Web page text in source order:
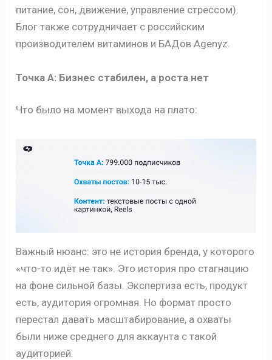
питание, сон, движение, управление стрессом).
Блог также сотрудничает с российским
производителем витаминов и БАДов Agenyz.
Точка А: Бизнес стабилен, а роста нет
Что было на момент выхода на плато:
Важный нюанс: это не история бренда, у которого
«что-то идёт не так». Это история про стагнацию
на фоне сильной базы. Экспертиза есть, продукт
есть, аудитория огромная. Но формат просто
перестал давать масштабирование, а охваты
были ниже среднего для аккаунта с такой
аудиторией.